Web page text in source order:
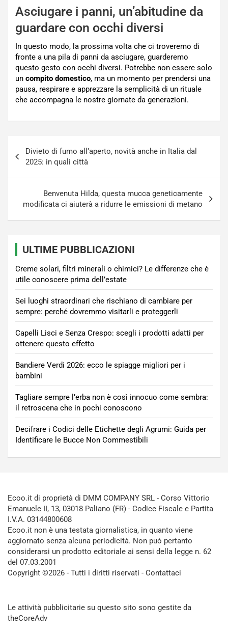
Asciugare i panni, un’abitudine da
guardare con occhi diversi
In questo modo, la prossima volta che ci troveremo di
fronte a una pila di panni da asciugare, guarderemo
questo gesto con occhi diversi. Potrebbe non essere solo
un compito domestico, ma un momento per prendersi una
pausa, respirare e apprezzare la semplicità di un rituale
che accompagna le nostre giornate da generazioni.
articoli
Divieto di fumo all’aperto, novità anche in Italia dal
2025: in quali città
Benvenuta Hilda, questa mucca geneticamente
modificata ci aiuterà a ridurre le emissioni di metano
ULTIME PUBBLICAZIONI
Creme solari, filtri minerali o chimici? Le differenze che è
utile conoscere prima dell’estate
Sei luoghi straordinari che rischiano di cambiare per
sempre: perché dovremmo visitarli e proteggerli
Capelli Lisci e Senza Crespo: scegli i prodotti adatti per
ottenere questo effetto
Bandiere Verdi 2026: ecco le spiagge migliori per i
bambini
Tagliare sempre l’erba non è così innocuo come sembra:
il retroscena che in pochi conoscono
Decifrare i Codici delle Etichette degli Agrumi: Guida per
Identificare le Bucce Non Commestibili
Ecoo.it di proprietà di DMM COMPANY SRL - Corso Vittorio
Emanuele II, 13, 03018 Paliano (FR) - Codice Fiscale e Partita
I.V.A. 03144800608
Ecoo.it non è una testata giornalistica, in quanto viene
aggiornato senza alcuna periodicità. Non può pertanto
considerarsi un prodotto editoriale ai sensi della legge n. 62
del 07.03.2001
Copyright ©2026 - Tutti i diritti riservati - Contattaci
Le attività pubblicitarie su questo sito sono gestite da
theCoreAdv